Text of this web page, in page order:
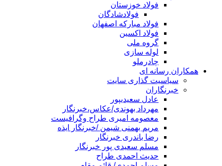
فولاد خوزستان
فولادشادگان
فولاد مبارکه اصفهان
فولاد اکسین
گروه ملی
لوله سازی
چادرملو
همکاران رسانه ای
سیاسیت گذاری سایت
خبرنگاران
عادل سعیدیپور
مهرداد بهوندی/عکاس،خبرنگار
معصومه امیری طراح وگرافیست
مریم بهمنی شیمن /خبرنگار ایذه
رضا باندری خبرنگار
مسلم سعیدی پور خبرنگار
حدیث احمدی طراح